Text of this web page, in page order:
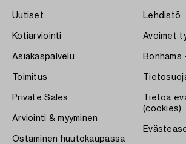
Uutiset
Kotiarviointi
Asiakaspalvelu
Toimitus
Private Sales
Arviointi & myyminen
Ostaminen huutokaupassa
Lehdistö
Avoimet
Bonhams
Tietoa
(cookies)